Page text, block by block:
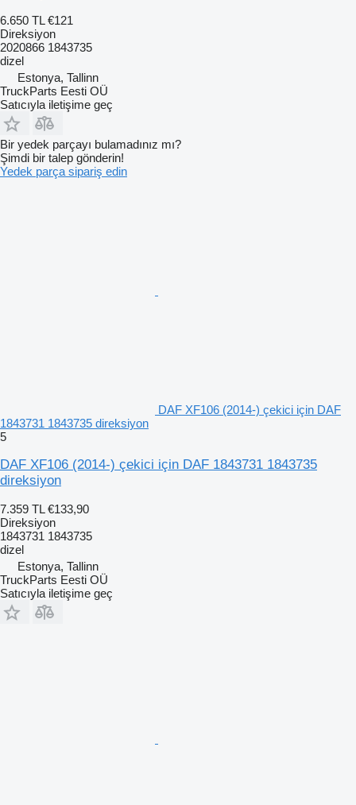
6.650 TL €121
Direksiyon
2020866 1843735
dizel
Estonya, Tallinn
TruckParts Eesti OÜ
Satıcıyla iletişime geç
Bir yedek parçayı bulamadınız mı?
Şimdi bir talep gönderin!
Yedek parça sipariş edin
DAF XF106 (2014-) çekici için DAF
1843731 1843735 direksiyon
5
DAF XF106 (2014-) çekici için DAF 1843731 1843735
direksiyon
7.359 TL €133,90
Direksiyon
1843731 1843735
dizel
Estonya, Tallinn
TruckParts Eesti OÜ
Satıcıyla iletişime geç